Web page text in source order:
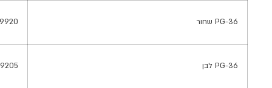
PG-36 שחור 9920
PG-36 לבן